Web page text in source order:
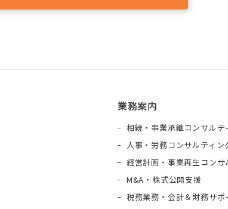
業務案内
相続・事業承継コンサルテ
人事・労務コンサルティン
経営計画・事業再生コンサ
M&A・株式公開支援
税務業務・会計＆財務サポ